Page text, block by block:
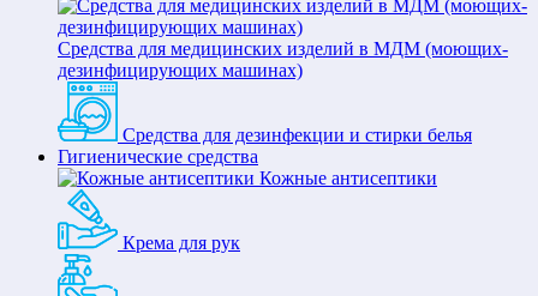
Средства для медицинских изделий в МДМ (моющих-
дезинфицирующих машинах)
Средства для дезинфекции и стирки белья
Гигиенические средства
Кожные антисептики
Крема для рук